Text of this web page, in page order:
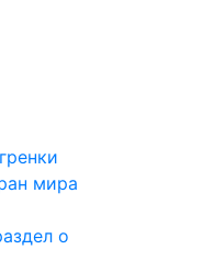
мира